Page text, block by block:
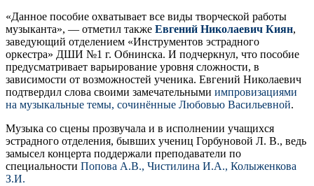
«Данное пособие охватывает все виды творческой работы
музыканта», — отметил также Евгений Николаевич Киян,
заведующий отделением «Инструментов эстрадного
оркестра» ДШИ №1 г. Обнинска. И подчеркнул, что пособие
предусматривает варьирование уровня сложности, в
зависимости от возможностей ученика. Евгений Николаевич
подтвердил слова своими замечательными импровизациями
на музыкальные темы, сочинённые Любовью Васильевной.
Музыка со сцены прозвучала и в исполнении учащихся
эстрадного отделения, бывших учениц Горбуновой Л. В., ведь
замысел концерта поддержали преподаватели по
специальности Попова А.В., Чистилина И.А., Колыженкова
З.И.